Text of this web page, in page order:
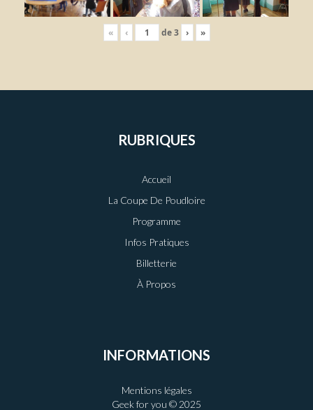
« ‹ de3 › »
RUBRIQUES
Accueil
La Coupe De Poudloire
Programme
Infos Pratiques
Billetterie
À Propos
INFORMATIONS
Mentions légales
Geek for you © 2025